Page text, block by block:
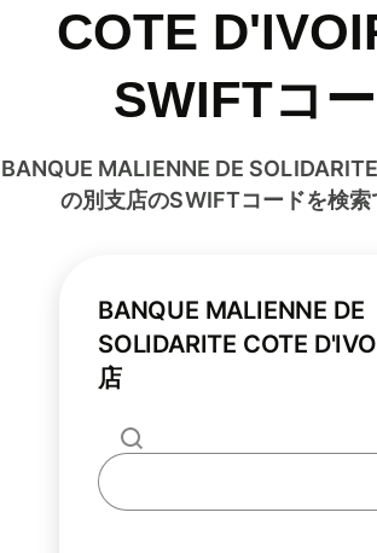
COTE
SWIFTコ
BANQUE MALIENNE DE
の別支店のSWIFTコードを検索
BANQUE MALIENNE DE
SOLIDARITE COTE
店